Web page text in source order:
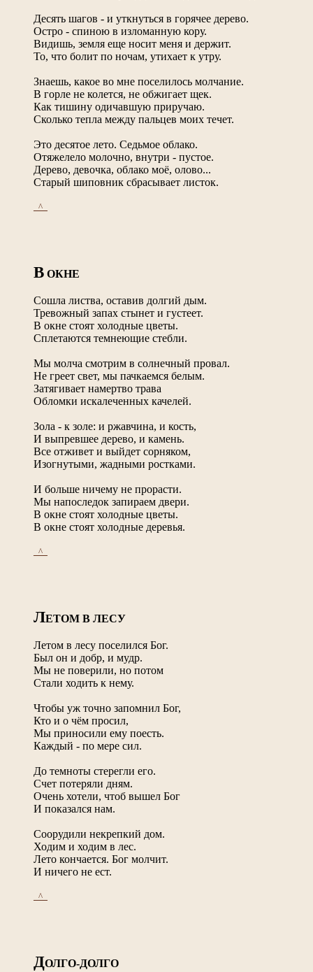
Десять шагов - и уткнуться в горячее дерево.
Остро - спиною в изломанную кору.
Видишь, земля еще носит меня и держит.
То, что болит по ночам, утихает к утру.
Знаешь, какое во мне поселилось молчание.
В горле не колется, не обжигает щек.
Как тишину одичавшую приручаю.
Сколько тепла между пальцев моих течет.
Это десятое лето. Седьмое облако.
Отяжелело молочно, внутри - пустое.
Дерево, девочка, облако моё, олово...
Старый шиповник сбрасывает листок.
_^_
В ОКНЕ
Сошла листва, оставив долгий дым.
Тревожный запах стынет и густеет.
В окне стоят холодные цветы.
Сплетаются темнеющие стебли.
Мы молча смотрим в солнечный провал.
Не греет свет, мы пачкаемся белым.
Затягивает намертво трава
Обломки искалеченных качелей.
Зола - к золе: и ржавчина, и кость,
И выпревшее дерево, и камень.
Все отживет и выйдет сорняком,
Изогнутыми, жадными ростками.
И больше ничему не прорасти.
Мы напоследок запираем двери.
В окне стоят холодные цветы.
В окне стоят холодные деревья.
_^_
ЛЕТОМ В ЛЕСУ
Летом в лесу поселился Бог.
Был он и добр, и мудр.
Мы не поверили, но потом
Стали ходить к нему.
Чтобы уж точно запомнил Бог,
Кто и о чём просил,
Мы приносили ему поесть.
Каждый - по мере сил.
До темноты стерегли его.
Счет потеряли дням.
Очень хотели, чтоб вышел Бог
И показался нам.
Соорудили некрепкий дом.
Ходим и ходим в лес.
Лето кончается. Бог молчит.
И ничего не ест.
_^_
ДОЛГО-ДОЛГО